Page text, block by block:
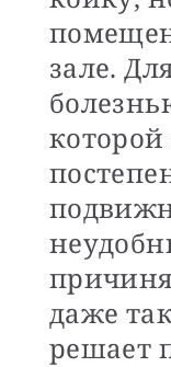
зале.
даже
решает